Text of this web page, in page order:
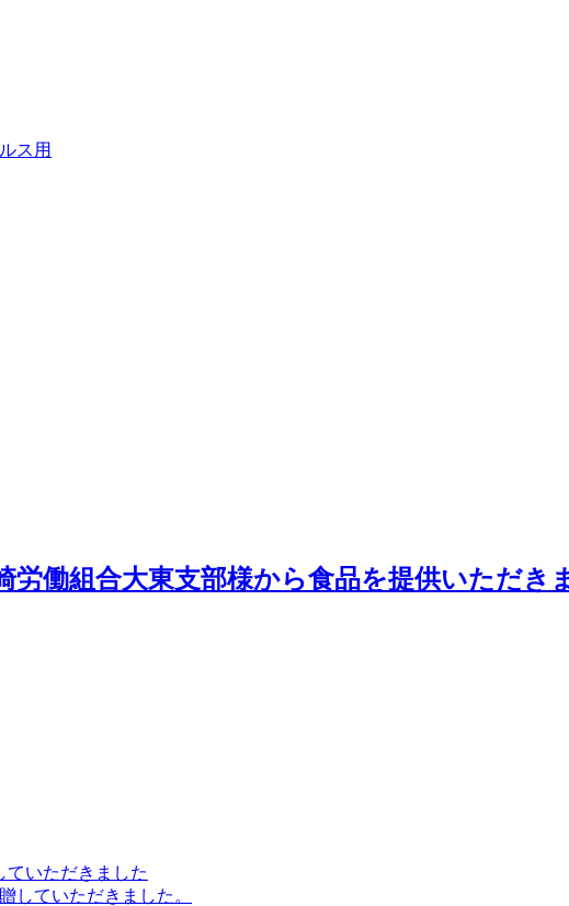
ス用
労働組合大東支部様から食品を提供いただき
ていただきました
していただきました。